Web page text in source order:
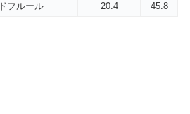
フルール 20.4 45.8